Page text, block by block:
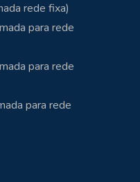
rede fixa)
para rede
para rede
para rede